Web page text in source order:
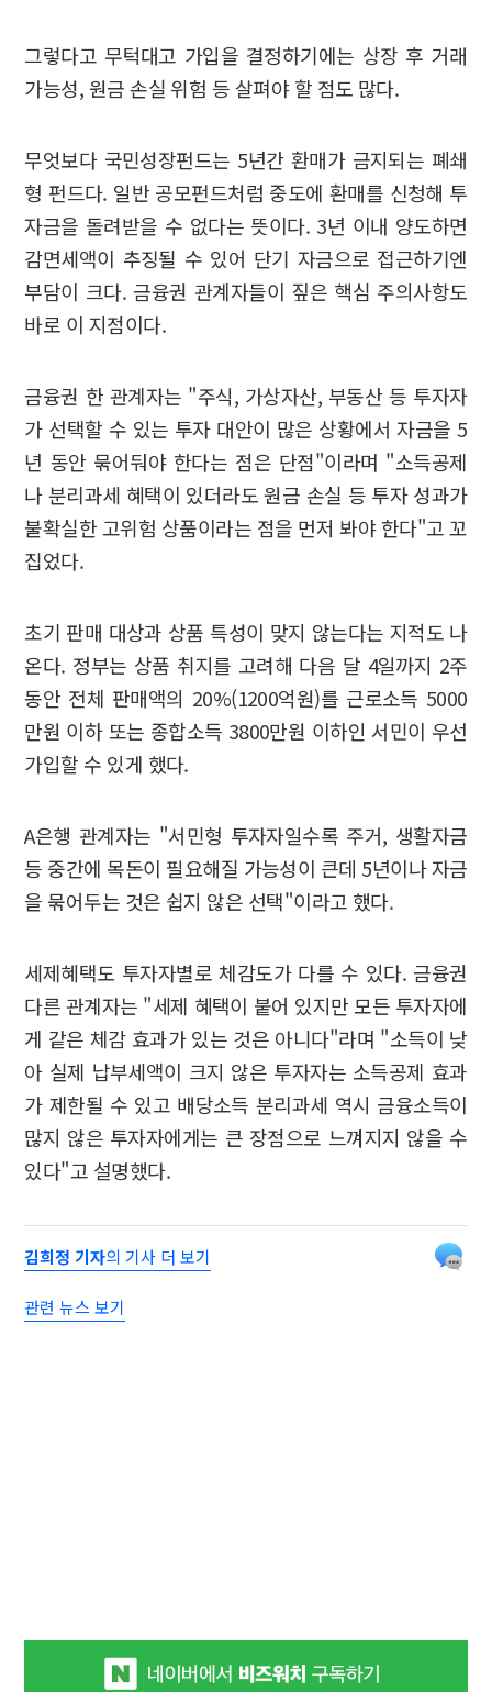
그렇다고 무턱대고 가입을 결정하기에는 상장 후 거래
가능성, 원금 손실 위험 등 살펴야 할 점도 많다.
무엇보다 국민성장펀드는 5년간 환매가 금지되는 폐쇄
형 펀드다. 일반 공모펀드처럼 중도에 환매를 신청해 투
자금을 돌려받을 수 없다는 뜻이다. 3년 이내 양도하면
감면세액이 추징될 수 있어 단기 자금으로 접근하기엔
부담이 크다. 금융권 관계자들이 짚은 핵심 주의사항도
바로 이 지점이다.
금융권 한 관계자는 "주식, 가상자산, 부동산 등 투자자
가 선택할 수 있는 투자 대안이 많은 상황에서 자금을 5
년 동안 묶어둬야 한다는 점은 단점"이라며 "소득공제
나 분리과세 혜택이 있더라도 원금 손실 등 투자 성과가
불확실한 고위험 상품이라는 점을 먼저 봐야 한다"고 꼬
집었다.
초기 판매 대상과 상품 특성이 맞지 않는다는 지적도 나
온다. 정부는 상품 취지를 고려해 다음 달 4일까지 2주
동안 전체 판매액의 20%(1200억원)를 근로소득 5000
만원 이하 또는 종합소득 3800만원 이하인 서민이 우선
가입할 수 있게 했다.
A은행 관계자는 "서민형 투자자일수록 주거, 생활자금
등 중간에 목돈이 필요해질 가능성이 큰데 5년이나 자금
을 묶어두는 것은 쉽지 않은 선택"이라고 했다.
세제혜택도 투자자별로 체감도가 다를 수 있다. 금융권
다른 관계자는 "세제 혜택이 붙어 있지만 모든 투자자에
게 같은 체감 효과가 있는 것은 아니다"라며 "소득이 낮
아 실제 납부세액이 크지 않은 투자자는 소득공제 효과
가 제한될 수 있고 배당소득 분리과세 역시 금융소득이
많지 않은 투자자에게는 큰 장점으로 느껴지지 않을 수
있다"고 설명했다.
김희정 기자의 기사 더 보기
관련 뉴스 보기